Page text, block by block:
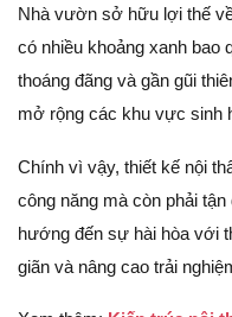
Nhà vườn sở hữu lợi thế
có nhiều khoảng xanh bao
thoáng đãng và gần gũi
mở rộng các khu vực sinh
Chính vì vậy, thiết kế nội
công năng mà còn phải
hướng đến sự hài hòa với
giãn và nâng cao trải